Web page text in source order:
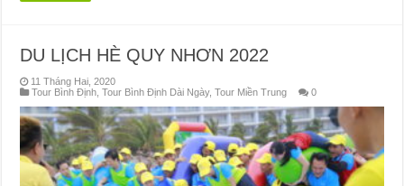
DU LỊCH HÈ QUY NHƠN 2022
11 Tháng Hai, 2020
Tour Bình Định ,Tour Bình Định Dài Ngày,Tour Miền Trung 0